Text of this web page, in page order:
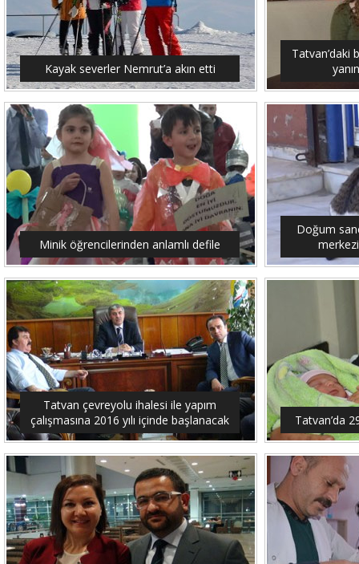
Kayak severler Nemrut’a akın etti
Tatvan’daki
Minik öğrencilerinden anlamlı defile
Doğum
Tatvan çevreyolu ihalesi ile yapım
çalışmasına 2016 yılı içinde başlanacak
Tatvan’da